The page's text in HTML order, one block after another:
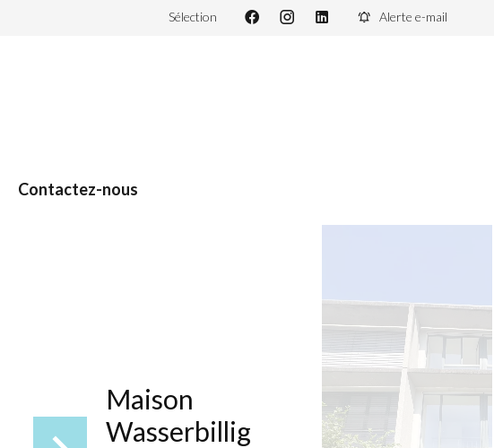
Sélection Alerte e-mail
Contactez-nous
Maison
Wasserbillig